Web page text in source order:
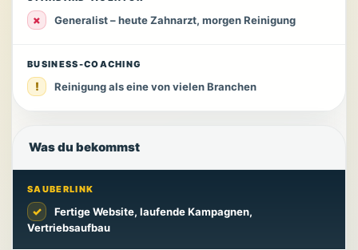
× Generalist – heute Zahnarzt, morgen Reinigung
BUSINESS-COACHING
! Reinigung als eine von vielen Branchen
Was du bekommst
SAUBERLINK
✓
Fertige Website, laufende Kampagnen,
Vertriebsaufbau